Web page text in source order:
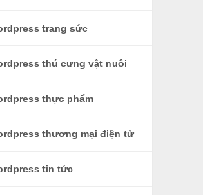
trang sức
thú cưng vật nuôi
thực phẩm
thương mại điện tử
tin tức